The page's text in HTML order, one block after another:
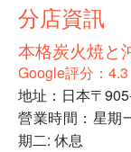
分店資訊
本格炭火焼と
Google評分：4.3
地址：日本〒
營業時間：星期
期二: 休息